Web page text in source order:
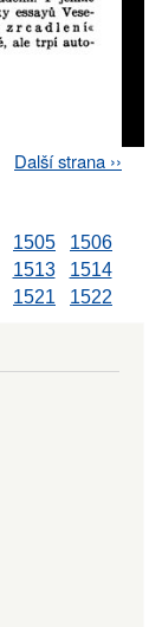
Next
Další strana ››
1505
1506
1513
1514
1521 1522